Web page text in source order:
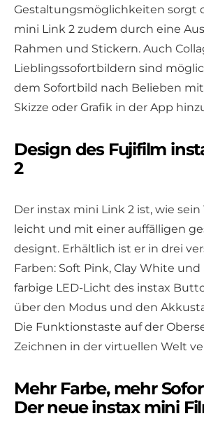
Gestaltungsmöglichkeiten sorgt
mini Link 2 zudem durch eine
Rahmen und Stickern. Auch
Lieblingssofortbildern sind
dem Sofortbild nach Belieben
Skizze oder Grafik in der App
Design des Fujifilm
2
Der instax mini Link 2 ist, wie sein
leicht und mit einer auffälligen
designt. Erhältlich ist er in drei
Farben: Soft Pink, Clay White und
farbige LED-Licht des instax
über den Modus und den
Die Funktionstaste auf der
Zeichnen in der virtuellen Welt
Mehr Farbe, mehr
Der neue instax mini